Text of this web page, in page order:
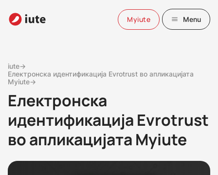
Myiute Menu
iute→
Електронска идентификација Evrotrust во апликацијата
Myiute→
Електронска
идентификација Evrotrust
во апликацијата Myiute